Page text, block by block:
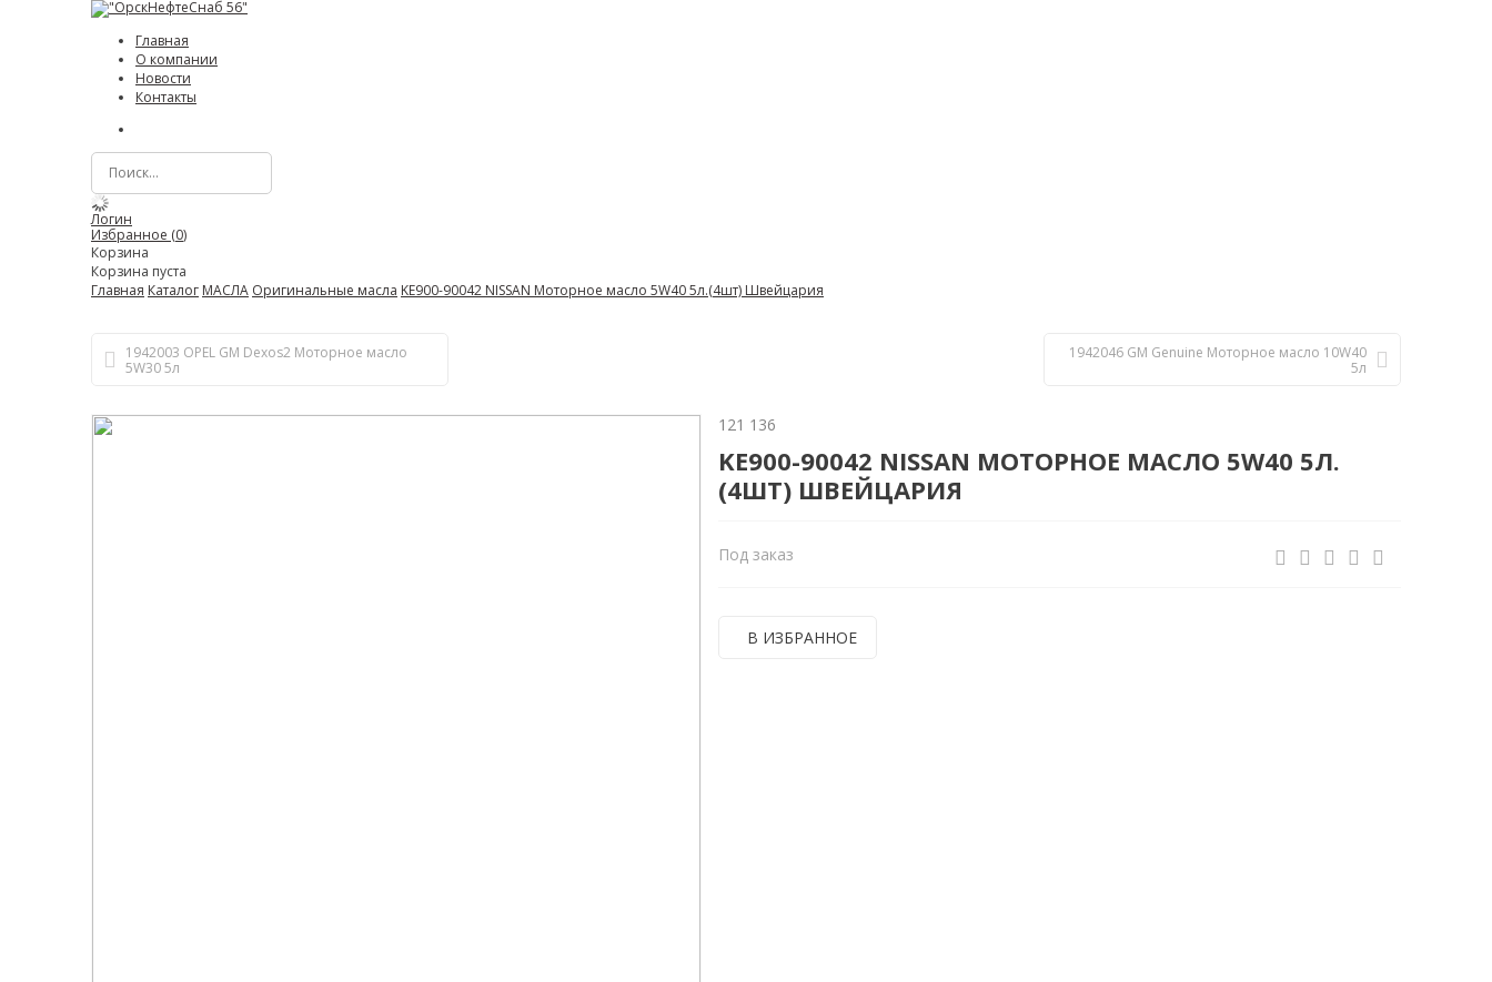
Главная
О компании
Новости
Контакты
Логин
Избранное (0)
Корзина
Корзина пуста
Главная Каталог МАСЛА Оригинальные масла KE900-90042 NISSAN Моторное масло 5W40 5л.(4шт) Швейцария
1942003 OPEL GM Dexos2 Моторное масло
5W30 5л
1942046 GM Genuine Моторное масло 10W40
5л
121 136
KE900-90042 NISSAN МОТОРНОЕ МАСЛО 5W40 5Л.
(4ШТ) ШВЕЙЦАРИЯ
Под заказ
В ИЗБРАННОЕ